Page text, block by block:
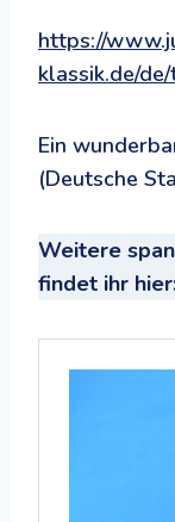
https://
klassik.de/
Ein
(Deutsche
Weitere
findet ihr